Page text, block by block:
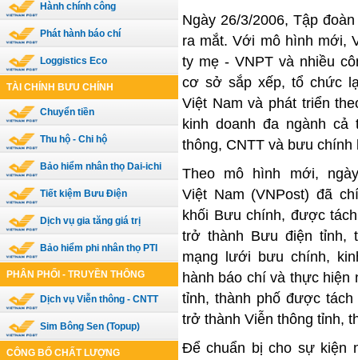
Hành chính công
Phát hành báo chí
Loggistics Eco
TÀI CHÍNH BƯU CHÍNH
Chuyển tiền
Thu hộ - Chi hộ
Bảo hiểm nhân thọ Dai-ichi
Tiết kiệm Bưu Điện
Dịch vụ gia tăng giá trị
Bảo hiểm phi nhân thọ PTI
PHÂN PHỐI - TRUYỀN THÔNG
Dịch vụ Viễn thông - CNTT
Sim Bông Sen (Topup)
CÔNG BỐ CHẤT LƯỢNG
Ngày 26/3/2006, Tập
ra mắt. Với mô hình mới,
ty mẹ - VNPT và nhiều
cơ sở sắp xếp, tổ chức
Việt Nam và phát triển
kinh doanh đa ngành
thông, CNTT và bưu
Theo mô hình mới, ngày
Việt Nam (VNPost) đã
khối Bưu chính, được
trở thành Bưu điện tỉnh,
mạng lưới bưu chính,
hành báo chí và thực hiện
tỉnh, thành phố được
trở thành Viễn thông tỉnh,
Để chuẩn bị cho sự kiện